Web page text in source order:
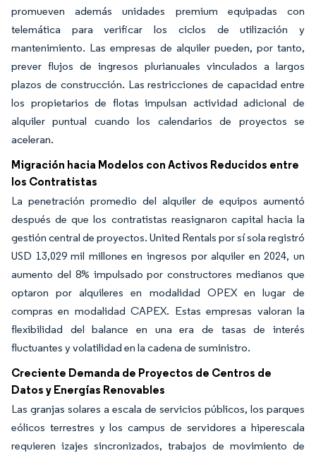
promueven además unidades premium equipadas con
telemática para verificar los ciclos de utilización y
mantenimiento. Las empresas de alquiler pueden, por tanto,
prever flujos de ingresos plurianuales vinculados a largos
plazos de construcción. Las restricciones de capacidad entre
los propietarios de flotas impulsan actividad adicional de
alquiler puntual cuando los calendarios de proyectos se
aceleran.
Migración hacia Modelos con Activos Reducidos entre
los Contratistas
La penetración promedio del alquiler de equipos aumentó
después de que los contratistas reasignaron capital hacia la
gestión central de proyectos. United Rentals por sí sola registró
USD 13,029 mil millones en ingresos por alquiler en 2024, un
aumento del 8% impulsado por constructores medianos que
optaron por alquileres en modalidad OPEX en lugar de
compras en modalidad CAPEX. Estas empresas valoran la
flexibilidad del balance en una era de tasas de interés
fluctuantes y volatilidad en la cadena de suministro.
Creciente Demanda de Proyectos de Centros de
Datos y Energías Renovables
Las granjas solares a escala de servicios públicos, los parques
eólicos terrestres y los campus de servidores a hiperescala
requieren izajes sincronizados, trabajos de movimiento de